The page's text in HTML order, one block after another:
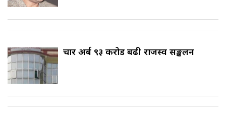
चार अर्ब ९३ करोड बढी राजस्व सङ्कलन